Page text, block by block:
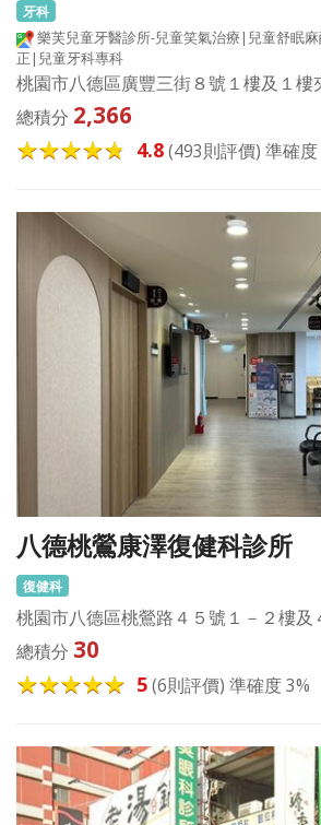
牙科
樂芙兒童牙醫診所-兒童笑氣治療|兒童舒眠
正|兒童牙科專科
桃園市八德區廣豐三街８號１樓及１樓
總積分 2,366
4.8(493則評價) 準確度
八德桃鶯康澤復健科診所
復健科
桃園市八德區桃鶯路４５號１－２樓及
總積分 30
5(6則評價) 準確度 3%